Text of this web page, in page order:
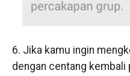
6. Jika kamu ingin
dengan centang